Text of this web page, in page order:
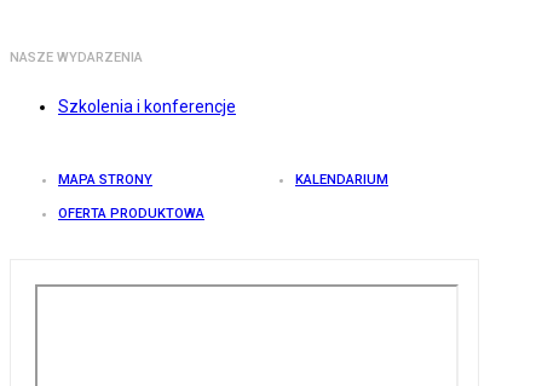
NASZE WYDARZENIA
Szkolenia i konferencje
MAPA STRONY KALENDARIUM
OFERTA PRODUKTOWA